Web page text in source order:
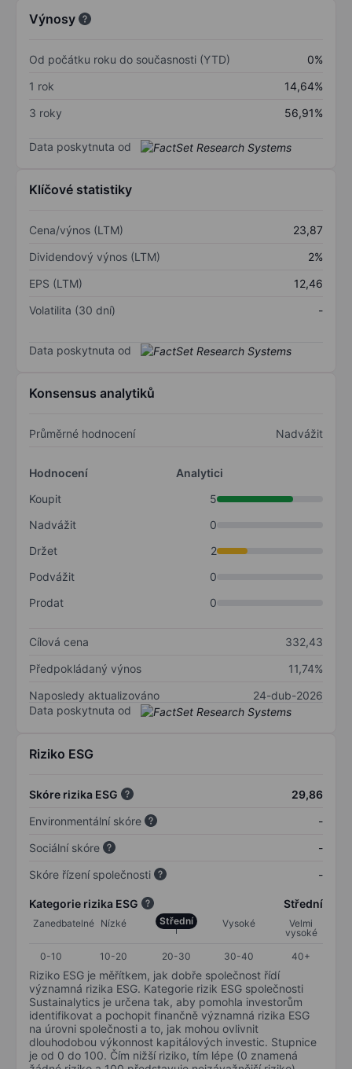
Výnosy
Od počátku roku do současnosti (YTD)
0%
1 rok
14,64%
3 roky
56,91%
Data poskytnuta od
Klíčové statistiky
Cena/výnos (LTM)
23,87
Dividendový výnos (LTM)
2%
EPS (LTM)
12,46
Volatilita (30 dní)
-
Data poskytnuta od
Konsensus analytiků
Průměrné hodnocení Nadvážit
Hodnocení
Analytici
Koupit
5
Nadvážit
0
Držet
2
Podvážit
0
Prodat
0
Cílová cena
332,43
Předpokládaný výnos
11,74%
Naposledy aktualizováno
24-dub-2026
Data poskytnuta od
Riziko ESG
Skóre rizika ESG
29,86
Environmentální skóre
-
Sociální skóre
-
Skóre řízení společnosti
-
Kategorie rizika ESG Střední
Zanedbatelné Nízké Střední Vysoké
Velmi
vysoké
0-10
10-20 20-30 30-40 40+
Riziko ESG je měřítkem, jak dobře společnost řídí
významná rizika ESG. Kategorie rizik ESG společnosti
Sustainalytics je určena tak, aby pomohla investorům
identifikovat a pochopit finančně významná rizika ESG
na úrovni společnosti a to, jak mohou ovlivnit
dlouhodobou výkonnost kapitálových investic. Stupnice
je od 0 do 100. Čím nižší riziko, tím lépe (0 znamená